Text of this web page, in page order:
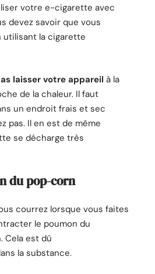
votre e-cigarette avec
devez savoir que vous
utilisant la cigarette
laisser votre appareil à la
de la chaleur. Il faut
un endroit frais et sec
pas. Il en est de même
se décharge très
du pop-corn
courrez lorsque vous faites
le poumon du
Cela est dû
la substance.